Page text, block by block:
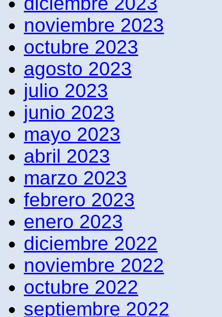
noviembre 2023
octubre 2023
agosto 2023
julio 2023
junio 2023
mayo 2023
abril 2023
marzo 2023
febrero 2023
enero 2023
diciembre 2022
noviembre 2022
octubre 2022
septiembre 2022